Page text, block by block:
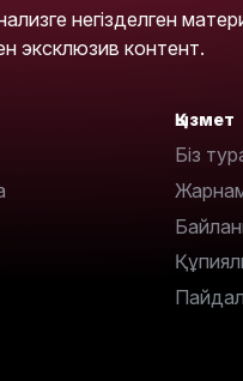
негізделген
эксклюзив контент.
Қызмет
Біз